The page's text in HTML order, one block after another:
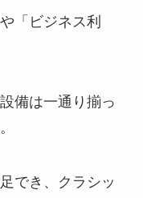
「ビジネス利
備は一通り揃っ
でき、クラシッ